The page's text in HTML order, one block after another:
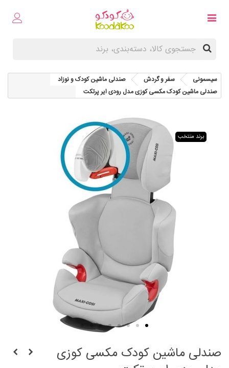
سیسمونی سفر و گردش
صندلی ماشین کودک و نوزاد
صندلی ماشین کودک مکسی کوزی مدل رودی ایر پرتکت
برند منتخب
صندلی ماشین کودک مکسی کوزی